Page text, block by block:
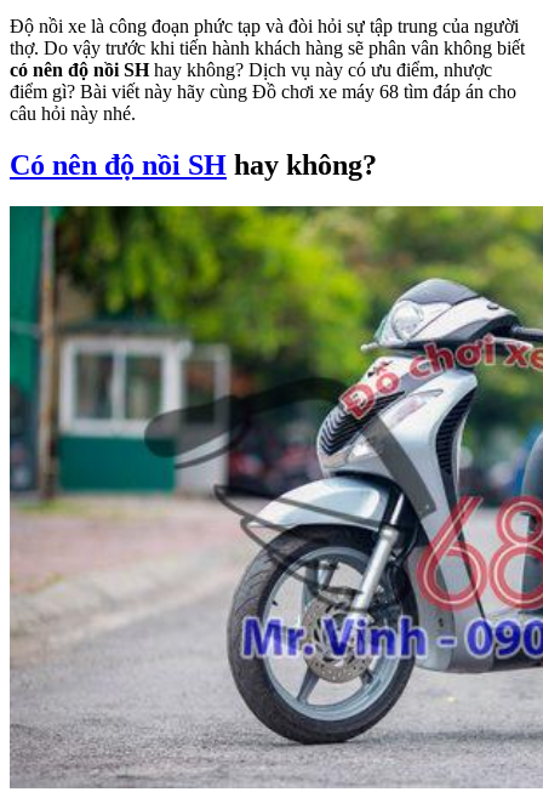
Độ nồi xe là công đoạn phức tạp và đòi hỏi sự tập trung của người
thợ. Do vậy trước khi tiến hành khách hàng sẽ phân vân không biết
có nên độ nồi SHhay không? Dịch vụ này có ưu điểm, nhược
điểm gì? Bài viết này hãy cùng Đồ chơi xe máy 68 tìm đáp án cho
câu hỏi này nhé.
Có nên độ nồi SH hay không?